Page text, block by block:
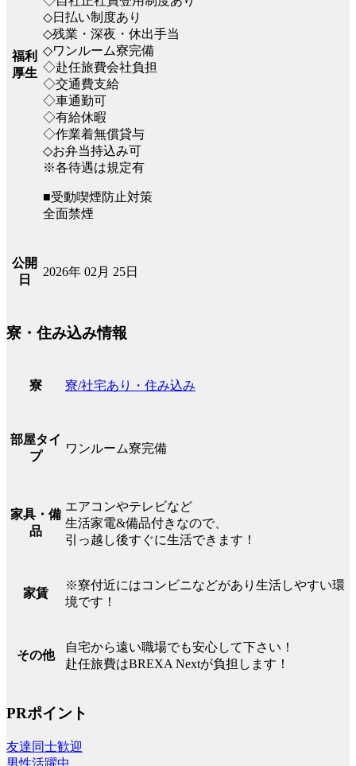
福利
厚生
◇日払い制度あり
◇残業・深夜・休出手当
◇ワンルーム寮完備
◇赴任旅費会社負担
◇交通費支給
◇車通勤可
◇有給休暇
◇作業着無償貸与
◇お弁当持込み可
※各待遇は規定有
■受動喫煙防止対策
全面禁煙
公開
日
2026年 02月 25日
寮・住み込み情報
寮 寮/社宅あり・住み込み
部屋タイ
プ
ワンルーム寮完備
家具・備
品
エアコンやテレビなど
生活家電&備品付きなので、
引っ越し後すぐに生活できます！
家賃
※寮付近にはコンビニなどがあり生活しやすい環
境です！
その他
自宅から遠い職場でも安心して下さい！
赴任旅費はBREXA Nextが負担します！
PRポイント
友達同士歓迎
男性活躍中